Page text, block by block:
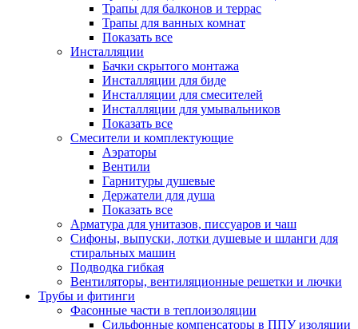
Трапы для балконов и террас
Трапы для ванных комнат
Показать все
Инсталляции
Бачки скрытого монтажа
Инсталляции для биде
Инсталляции для смесителей
Инсталляции для умывальников
Показать все
Смесители и комплектующие
Аэраторы
Вентили
Гарнитуры душевые
Держатели для душа
Показать все
Арматура для унитазов, писсуаров и чаш
Сифоны, выпуски, лотки душевые и шланги для
стиральных машин
Подводка гибкая
Вентиляторы, вентиляционные решетки и лючки
Трубы и фитинги
Фасонные части в теплоизоляции
Cильфонные компенсаторы в ППУ изоляции